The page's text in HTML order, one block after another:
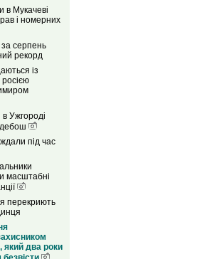
в Мукачеві
і номерних
серпень
рекорд
із
росією
Ужгороді
дебош
під час
масштабні
перекриють
два роки